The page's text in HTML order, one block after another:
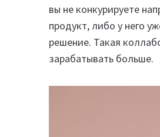
вы не конкурируете
продукт, либо у него
решение. Такая
зарабатывать больше.